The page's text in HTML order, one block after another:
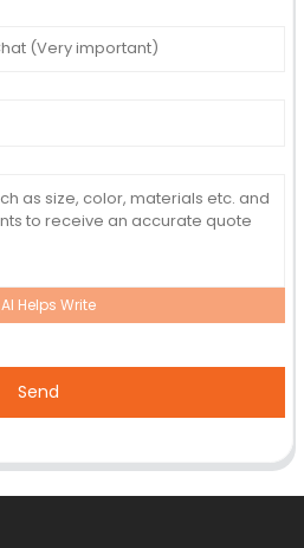
AI Helps Write
Send